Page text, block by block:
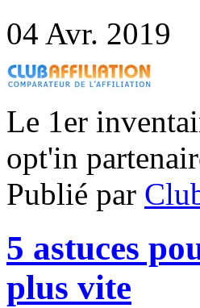
04 Avr. 2019
Le 1er
opt'in
Publié par
5 astuces
plus vite